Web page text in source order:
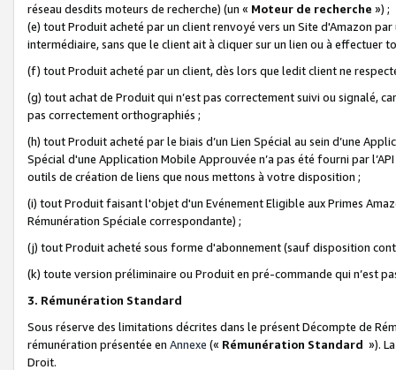
réseau desdits moteurs de recherche) (un « Moteur de recherche ») ;
(e) tout Produit acheté par un client renvoyé vers un Site d'Amazon
intermédiaire, sans que le client ait à cliquer sur un lien ou à
(f) tout Produit acheté par un client, dès lors que ledit client ne
(g) tout achat de Produit qui n’est pas correctement suivi ou signalé,
pas correctement orthographiés ;
(h) tout Produit acheté par le biais d’un Lien Spécial au sein d’une
Spécial d'une Application Mobile Approuvée n’a pas été fourni par
outils de création de liens que nous mettons à votre disposition ;
(i) tout Produit faisant l'objet d'un Evénement Eligible aux Primes
Rémunération Spéciale correspondante) ;
(j) tout Produit acheté sous forme d'abonnement (sauf disposition
(k) toute version préliminaire ou Produit en pré-commande qui n’est
3. Rémunération Standard
Sous réserve des limitations décrites dans le présent Décompte de
rémunération présentée en Annexe (« Rémunération Standard »).
Droit.